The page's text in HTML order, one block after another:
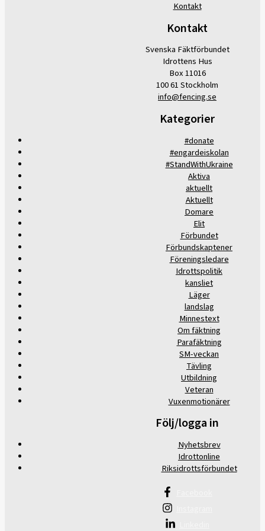
Kontakt
Kontakt
Svenska Fäktförbundet
Idrottens Hus
Box 11016
100 61 Stockholm
info@fencing.se
Kategorier
#donate
#engardeiskolan
#StandWithUkraine
Aktiva
aktuellt
Aktuellt
Domare
Elit
Förbundet
Förbundskaptener
Föreningsledare
Idrottspolitik
kansliet
Läger
landslag
Minnestext
Om fäktning
Parafäktning
SM-veckan
Tävling
Utbildning
Veteran
Vuxenmotionärer
Följ/logga in
Nyhetsbrev
Idrottonline
Riksidrottsförbundet